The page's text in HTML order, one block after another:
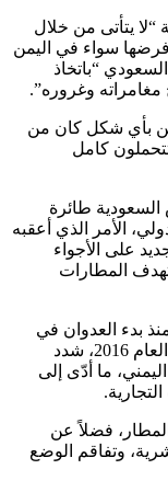
“لا يتأتى من خلال
سواء في اليمن
“باتخاذ
مغامراته وغروره”.
بأي شكل كان من
كامل
طائرة
الأمر الذي أعقبه
على الأجواء
المطارات
بدء العدوان في
مارس 2015، وفي الـ 9 من آب/أغسطس من العام 2016، شدد
ما أدّى إلى
فضلاً عن
وتفاقم الوضع